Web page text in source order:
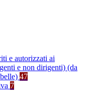
e autorizzati ai
e non dirigenti) (da
47
7